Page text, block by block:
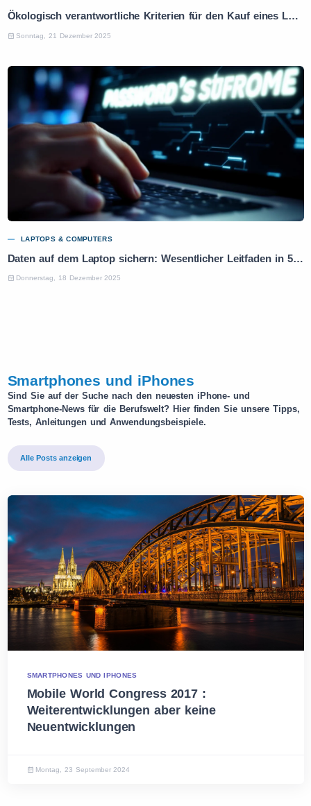
Ökologisch verantwortliche Kriterien für den Kauf eines Laptops: Praktischer Leitfaden
Sonntag, 21 Dezember 2025
LAPTOPS & COMPUTERS
Daten auf dem Laptop sichern: Wesentlicher Leitfaden in 5 Schritten
Donnerstag, 18 Dezember 2025
Smartphones und iPhones
Sind Sie auf der Suche nach den neuesten iPhone- und
Smartphone-News für die Berufswelt? Hier finden Sie unsere Tipps,
Tests, Anleitungen und Anwendungsbeispiele.
Alle Posts anzeigen
SMARTPHONES UND IPHONES
Mobile World Congress 2017 :
Weiterentwicklungen aber keine
Neuentwicklungen
Montag, 23 September 2024